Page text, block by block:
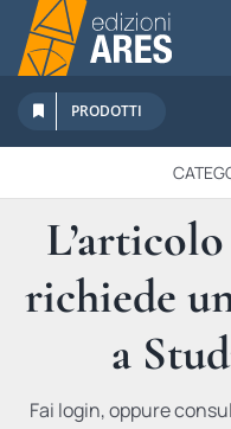
Salta
contenuto
Chi Siamo
Sostienici
Abbonamenti
Promozioni
Newsletter
PRODOTTI
IN
richiede
a
Fai login, oppure